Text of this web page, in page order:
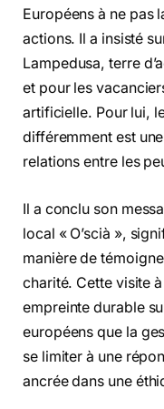
Européens à ne pas
actions. Il a insisté
Lampedusa, terre
et pour les
artificielle. Pour lui,
différemment est
relations entre les
Il a conclu son
local « O’scià »,
manière de
charité. Cette visite
empreinte durable
européens que la
se limiter à une
ancrée dans une